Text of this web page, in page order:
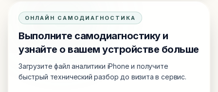
ОНЛАЙН САМОДИАГНОСТИКА
Выполните самодиагностику и
узнайте о вашем устройстве больше
Загрузите файл аналитики iPhone и получите
быстрый технический разбор до визита в сервис.